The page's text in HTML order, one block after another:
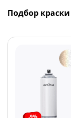
Подбор краски